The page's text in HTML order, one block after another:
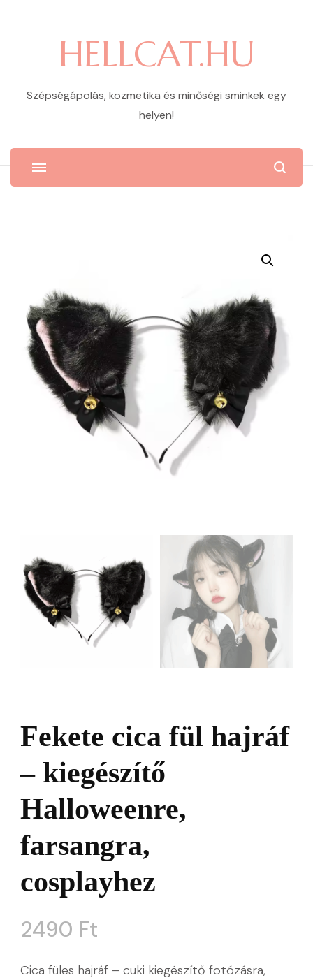
HELLCAT.HU
Szépségápolás, kozmetika és minőségi sminkek egy
helyen!
Fekete cica fül hajráf
– kiegészítő
Halloweenre,
farsangra,
cosplayhez
2490 Ft
Cica füles hajráf – cuki kiegészítő fotózásra,